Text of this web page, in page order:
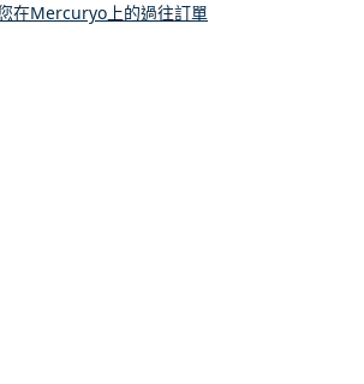
在Mercuryo上的過往訂單